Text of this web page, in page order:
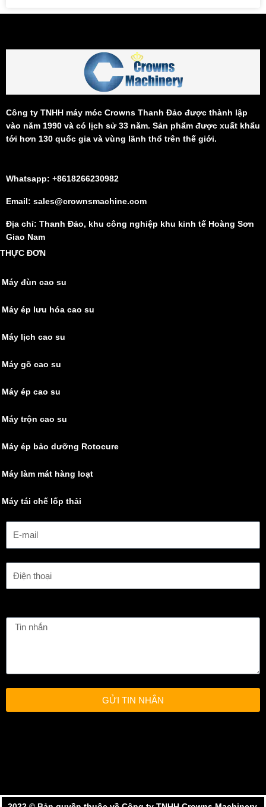
Công ty TNHH máy móc Crowns Thanh Đảo được thành lập
vào năm 1990 và có lịch sử 33 năm. Sản phẩm được xuất khẩu
tới hơn 130 quốc gia và vùng lãnh thổ trên thế giới.
Whatsapp: +8618266230982
Email: sales@crownsmachine.com
Địa chỉ: Thanh Đảo, khu công nghiệp khu kinh tế Hoàng Sơn
Giao Nam
THỰC ĐƠN
Máy đùn cao su
Máy ép lưu hóa cao su
Máy lịch cao su
Máy gõ cao su
Máy ép cao su
Máy trộn cao su
Máy ép bảo dưỡng Rotocure
Máy làm mát hàng loạt
Máy tái chế lốp thải
GỬI TIN NHẮN